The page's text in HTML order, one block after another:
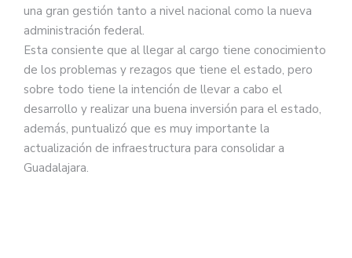
una gran gestión tanto a nivel nacional como la nueva
administración federal.
Esta consiente que al llegar al cargo tiene conocimiento
de los problemas y rezagos que tiene el estado, pero
sobre todo tiene la intención de llevar a cabo el
desarrollo y realizar una buena inversión para el estado,
además, puntualizó que es muy importante la
actualización de infraestructura para consolidar a
Guadalajara.